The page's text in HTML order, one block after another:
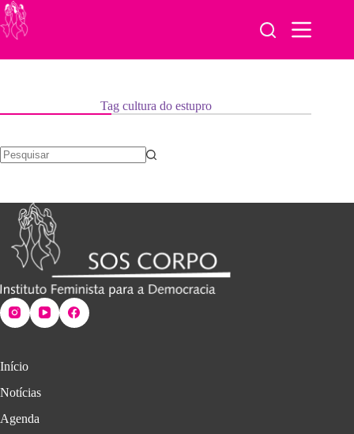
Pular
para
o
Tagcultura do estupro
Início
Notícias
Agenda